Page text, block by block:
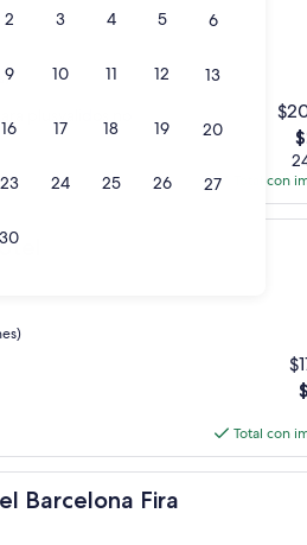
2 3 4 5 6
9 10 11 12 13
16 17 18 19 20
23 24 25 26 27
30
El
Total con
El
Total con
Barcelona Fira
Fira